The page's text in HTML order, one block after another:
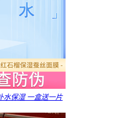
水保湿 一盒送一片